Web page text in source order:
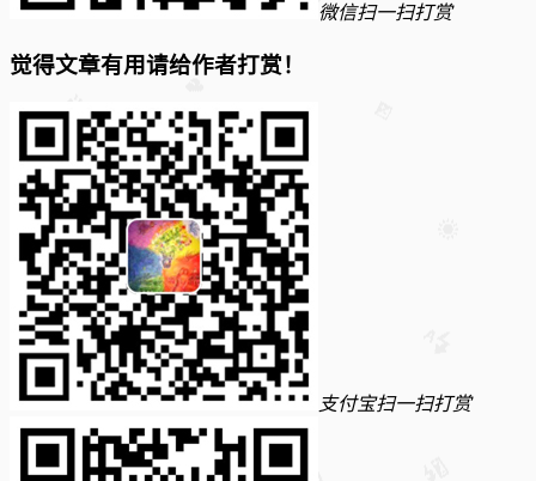
微信扫一扫打赏
觉得文章有用请给作者打赏！
支付宝扫一扫打赏